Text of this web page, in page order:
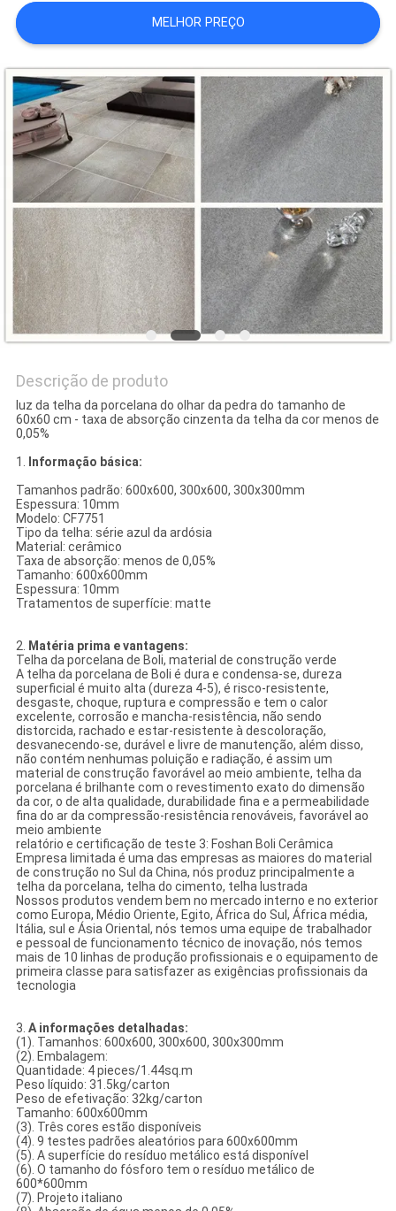
MAPA
DO
SITE
POLÍTICA
DE
PRIVACIDADE
MELHOR PREÇO
Descrição de produto
luz da telha da porcelana do olhar da pedra do tamanho de
60x60 cm - taxa de absorção cinzenta da telha da cor menos de
0,05%
1. Informação básica:
Tamanhos padrão: 600x600, 300x600, 300x300mm
Espessura: 10mm
Modelo: CF7751
Tipo da telha: série azul da ardósia
Material: cerâmico
Taxa de absorção: menos de 0,05%
Tamanho: 600x600mm
Espessura: 10mm
Tratamentos de superfície: matte
2. Matéria prima e vantagens:
Telha da porcelana de Boli, material de construção verde
A telha da porcelana de Boli é dura e condensa-se, dureza
superficial é muito alta (dureza 4-5), é risco-resistente,
desgaste, choque, ruptura e compressão e tem o calor
excelente, corrosão e mancha-resistência, não sendo
distorcida, rachado e estar-resistente à descoloração,
desvanecendo-se, durável e livre de manutenção, além disso,
não contém nenhumas poluição e radiação, é assim um
material de construção favorável ao meio ambiente, telha da
porcelana é brilhante com o revestimento exato do dimensão
da cor, o de alta qualidade, durabilidade fina e a permeabilidade
fina do ar da compressão-resistência renováveis, favorável ao
meio ambiente
relatório e certificação de teste 3: Foshan Boli Cerâmica
Empresa limitada é uma das empresas as maiores do material
de construção no Sul da China, nós produz principalmente a
telha da porcelana, telha do cimento, telha lustrada
Nossos produtos vendem bem no mercado interno e no exterior
como Europa, Médio Oriente, Egito, África do Sul, África média,
Itália, sul e Ásia Oriental, nós temos uma equipe de trabalhador
e pessoal de funcionamento técnico de inovação, nós temos
mais de 10 linhas de produção profissionais e o equipamento de
primeira classe para satisfazer as exigências profissionais da
tecnologia
3. A informações detalhadas:
(1). Tamanhos: 600x600, 300x600, 300x300mm
(2). Embalagem:
Quantidade: 4 pieces/1.44sq.m
Peso líquido: 31.5kg/carton
Peso de efetivação: 32kg/carton
Tamanho: 600x600mm
(3). Três cores estão disponíveis
(4). 9 testes padrões aleatórios para 600x600mm
(5). A superfície do resíduo metálico está disponível
(6). O tamanho do fósforo tem o resíduo metálico de
600*600mm
(7). Projeto italiano